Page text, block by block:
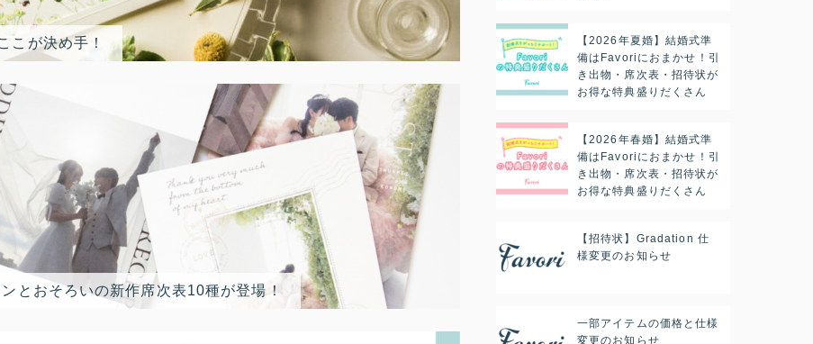
こが決め手！
とおそろいの新作席次表10種が登場！
【2026年夏婚】結婚式準
備はFavoriにおまかせ！引
き出物・席次表・招待状が
お得な特典盛りだくさん
【2026年春婚】結婚式準
備はFavoriにおまかせ！引
き出物・席次表・招待状が
お得な特典盛りだくさん
【招待状】Gradation 仕
様変更のお知らせ
一部アイテムの価格と仕様
変更のお知らせ